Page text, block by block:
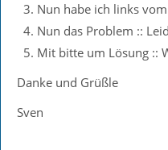
Nun habe ich links
Nun das Problem ::
Mit bitte um Lösung ::
Danke und Grüßle
Sven